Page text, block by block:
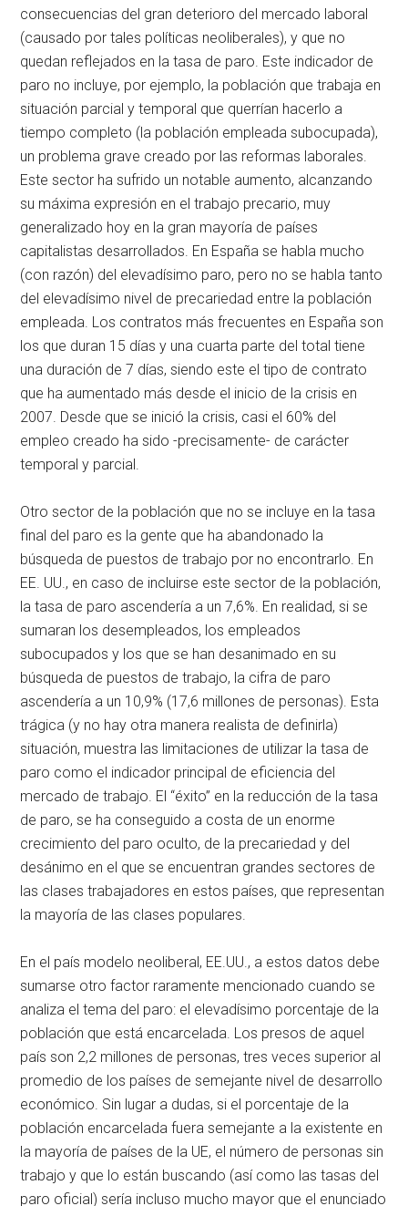
consecuencias del gran deterioro del mercado laboral
(causado por tales políticas neoliberales), y que no
quedan reflejados en la tasa de paro. Este indicador de
paro no incluye, por ejemplo, la población que trabaja en
situación parcial y temporal que querrían hacerlo a
tiempo completo (la población empleada subocupada),
un problema grave creado por las reformas laborales.
Este sector ha sufrido un notable aumento, alcanzando
su máxima expresión en el trabajo precario, muy
generalizado hoy en la gran mayoría de países
capitalistas desarrollados. En España se habla mucho
(con razón) del elevadísimo paro, pero no se habla tanto
del elevadísimo nivel de precariedad entre la población
empleada. Los contratos más frecuentes en España son
los que duran 15 días y una cuarta parte del total tiene
una duración de 7 días, siendo este el tipo de contrato
que ha aumentado más desde el inicio de la crisis en
2007. Desde que se inició la crisis, casi el 60% del
empleo creado ha sido -precisamente- de carácter
temporal y parcial.
Otro sector de la población que no se incluye en la tasa
final del paro es la gente que ha abandonado la
búsqueda de puestos de trabajo por no encontrarlo. En
EE. UU., en caso de incluirse este sector de la población,
la tasa de paro ascendería a un 7,6%. En realidad, si se
sumaran los desempleados, los empleados
subocupados y los que se han desanimado en su
búsqueda de puestos de trabajo, la cifra de paro
ascendería a un 10,9% (17,6 millones de personas). Esta
trágica (y no hay otra manera realista de definirla)
situación, muestra las limitaciones de utilizar la tasa de
paro como el indicador principal de eficiencia del
mercado de trabajo. El “éxito” en la reducción de la tasa
de paro, se ha conseguido a costa de un enorme
crecimiento del paro oculto, de la precariedad y del
desánimo en el que se encuentran grandes sectores de
las clases trabajadores en estos países, que representan
la mayoría de las clases populares.
En el país modelo neoliberal, EE.UU., a estos datos debe
sumarse otro factor raramente mencionado cuando se
analiza el tema del paro: el elevadísimo porcentaje de la
población que está encarcelada. Los presos de aquel
país son 2,2 millones de personas, tres veces superior al
promedio de los países de semejante nivel de desarrollo
económico. Sin lugar a dudas, si el porcentaje de la
población encarcelada fuera semejante a la existente en
la mayoría de países de la UE, el número de personas sin
trabajo y que lo están buscando (así como las tasas del
paro oficial) sería incluso mucho mayor que el enunciado